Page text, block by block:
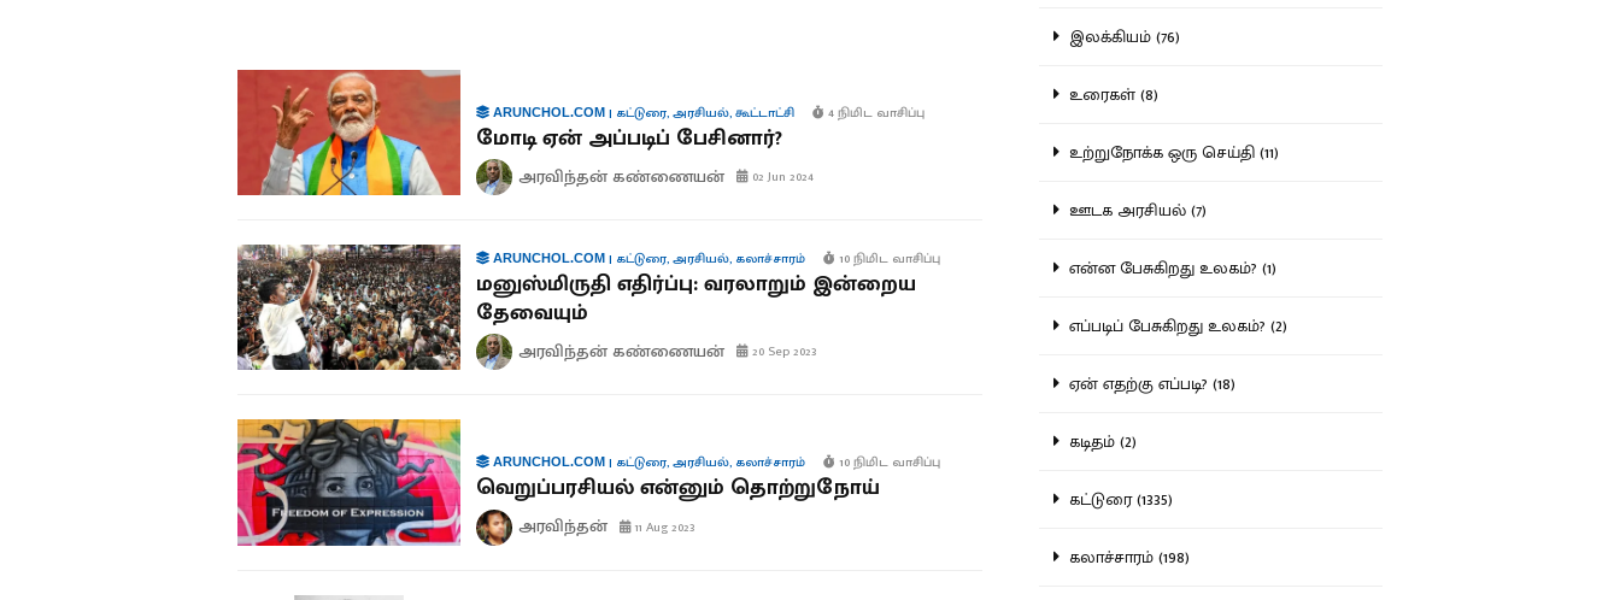
ARUNCHOL.COM| கட்டுரை,அரசியல்,கூட்டாட்சி 4 நிமிட வாசிப்பு
மோடி ஏன் அப்படிப் பேசினார்?
அரவிந்தன் கண்ணையன் 02 Jun 2024
ARUNCHOL.COM| கட்டுரை,அரசியல், கலாச்சாரம் 10 நிமிட வாசிப்பு
மனுஸ்மிருதி எதிர்ப்பு: வரலாறும் இன்றைய
தேவையும்
அரவிந்தன் கண்ணையன் 20 Sep 2023
ARUNCHOL.COM| கட்டுரை,அரசியல், கலாச்சாரம் 10 நிமிட வாசிப்பு
வெறுப்பரசியல் என்னும் தொற்றுநோய்
அரவிந்தன் 11 Aug 2023
இலக்கியம் (76)
உரைகள் (8)
உற்றுநோக்க ஒரு செய்தி (11)
ஊடக அரசியல் (7)
என்ன பேசுகிறது உலகம்? (1)
எப்படிப் பேசுகிறது உலகம்? (2)
ஏன் எதற்கு எப்படி? (18)
கடிதம் (2)
கட்டுரை (1335)
கலாச்சாரம் (198)